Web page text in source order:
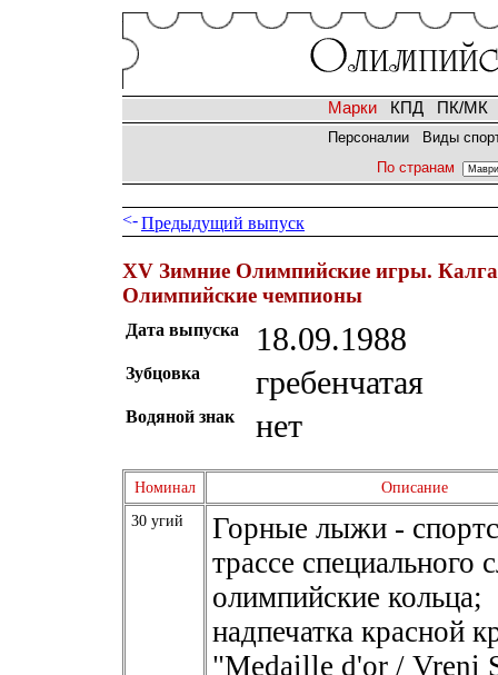
Марки КПД ПК/МК
Персоналии
Виды
По странам
Предыдущий выпуск
XV Зимние Олимпийские игры.
Олимпийские чемпионы
Дата выпуска 18.09.1988
Зубцовка гребенчатая
Водяной знак нет
Номинал
Описание
30 угий
Горные лыжи -
трассе специального
олимпийские кольца;
надпечатка красной
"Mеdaille d'or / Vreni